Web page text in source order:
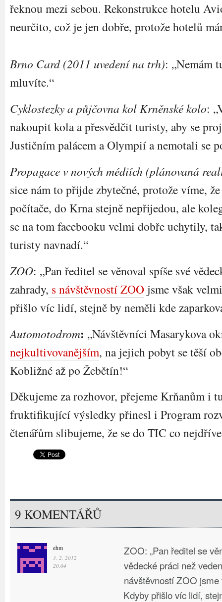
řeknou mezi sebou. Rekonstrukce hotelu
neurčito, což je jen dobře, protože hotelů
Brno Card (2011 uvedení na trh): „Nemám
mluvíte.“
Cyklostezky a půjčovna kol Krněnské kolo:
nakoupit kola a přesvědčit turisty, aby se
Justičním palácem a Olympií a nemotali se
Propagace v nových médiích (plánovaná
sice nám to přijde zbytečné, protože víme,
počítače, do Krna stejně nepřijedou, ale
se na tom facebooku velmi dobře uchytily,
turisty navnadí.“
ZOO: „Pan ředitel se věnoval spíše své
zahrady, s návštěvností ZOO jsme však
přišlo víc lidí, stejně by neměli kde
Automotodrom: „Návštěvníci Masarykova
nejkultivovanějším, na jejich pobyt se těší
Kobližné až po Žebětín!“
Děkujeme za rozhovor, přejeme Krňanům i
fruktifikující výsledky přinesl i Program
čtenářům slibujeme, že se do TIC co
9 KOMENTÁŘŮ
ehm
3. 2. 2012
20.04
ZOO: „Pan ředitel se
vědecké práci než
návštěvností ZOO
Kdyby přišlo víc lidí,